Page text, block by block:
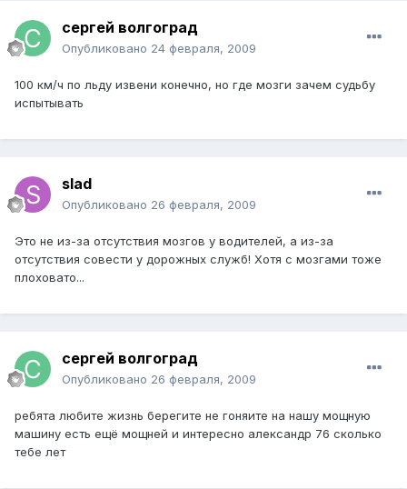
сергей волгоград
Опубликовано 24 февраля, 2009
100 км/ч по льду извени конечно, но где мозги зачем судьбу
испытывать
slad
Опубликовано 26 февраля, 2009
Это не из-за отсутствия мозгов у водителей, а из-за
отсутствия совести у дорожных служб! Хотя с мозгами тоже
плоховато...
сергей волгоград
Опубликовано 26 февраля, 2009
ребята любите жизнь берегите не гоняите на нашу мощную
машину есть ещё мощней и интересно александр 76 сколько
тебе лет